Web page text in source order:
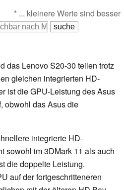
* ... kleinere Werte sind besser
das Lenovo S20-30 teilen trotz
gleichen integrierten HD-
ist die GPU-Leistung des Asus
obwohl das Asus die
integrierte HD-
sowohl im 3DMark 11 als auch
die doppelte Leistung.
auf der fortgeschritteneren